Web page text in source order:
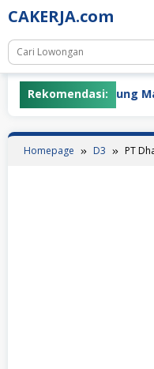
Skip
to
content
CAKERJA.com
Rekomendasi:
PT Gunung
Homepage D3 PT